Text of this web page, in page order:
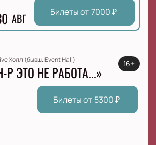
АВГ Билеты от7000₽
Холл (бывш. Event Hall)
ЭТО НЕ РАБОТА...» 16+
Билеты от 5300₽